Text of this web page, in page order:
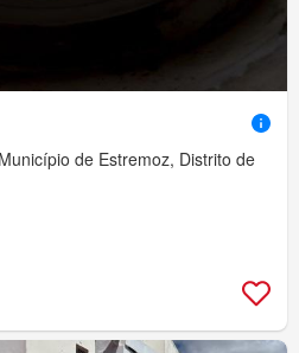
de Estremoz, Distrito de